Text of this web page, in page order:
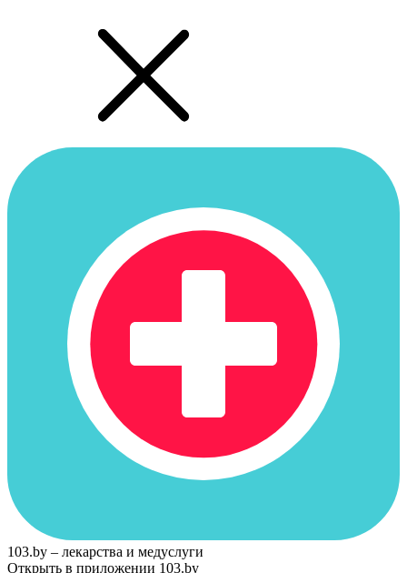
103.by – лекарства и медуслуги
Открыть в приложении 103.by